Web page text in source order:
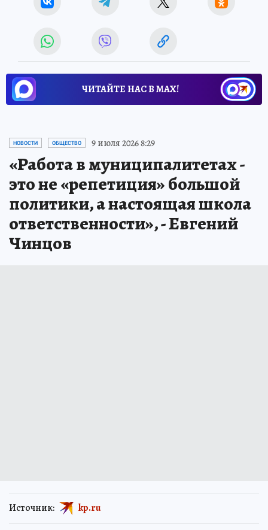
ЧИТАЙТЕ НАС В МАХ!
НОВОСТИ ОБЩЕСТВО 9 июля 2026 8:29
«Работа в муниципалитетах -
это не «репетиция» большой
политики, а настоящая школа
ответственности», - Евгений
Чинцов
Источник: kp.ru